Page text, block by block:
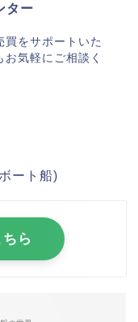
ター
をサポートいた
気軽にご相談く
ら